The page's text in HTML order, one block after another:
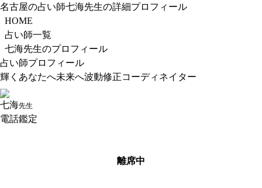
名古屋の占い師七海先生の詳細プロフィール
HOME
占い師一覧
七海先生のプロフィール
占い師プロフィール
輝くあなたへ未来へ波動修正コーディネイター
七海先生
電話鑑定
離席中